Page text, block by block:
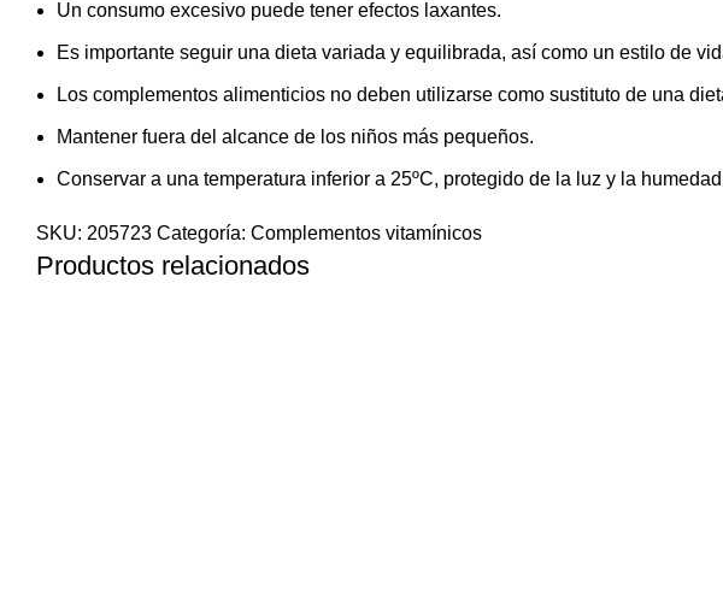
Un consumo excesivo puede tener efectos laxantes.
Es importante seguir una dieta variada y equilibrada, así como un estilo de
Los complementos alimenticios no deben utilizarse como sustituto de una
Mantener fuera del alcance de los niños más pequeños.
Conservar a una temperatura inferior a 25ºC, protegido de la luz y la
SKU: 205723 Categoría: Complementos vitamínicos
Productos relacionados